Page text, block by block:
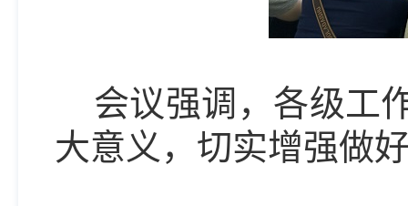
会议强调，各级工
大意义，切实增强做